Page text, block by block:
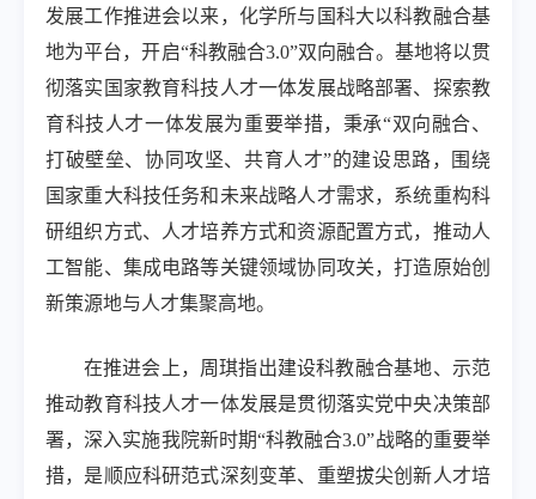
发展工作推进会以来，化学所与国科大以科教融合基
地为平台，开启“科教融合3.0”双向融合。基地将以贯
彻落实国家教育科技人才一体发展战略部署、探索教
育科技人才一体发展为重要举措，秉承“双向融合、
打破壁垒、协同攻坚、共育人才”的建设思路，围绕
国家重大科技任务和未来战略人才需求，系统重构科
研组织方式、人才培养方式和资源配置方式，推动人
工智能、集成电路等关键领域协同攻关，打造原始创
新策源地与人才集聚高地。
在推进会上，周琪指出建设科教融合基地、示范
推动教育科技人才一体发展是贯彻落实党中央决策部
署，深入实施我院新时期“科教融合3.0”战略的重要举
措，是顺应科研范式深刻变革、重塑拔尖创新人才培